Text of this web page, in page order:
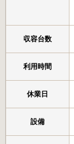
収容台数
利用時間
休業日
設備